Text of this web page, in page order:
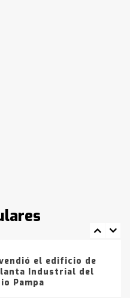
Lauquen
combustibles en
YPF hasta Axion
de Bahía
que Agosto vendrá
en gran parte
por
de drogas en la
el edificio de
Industrial del
Pampa